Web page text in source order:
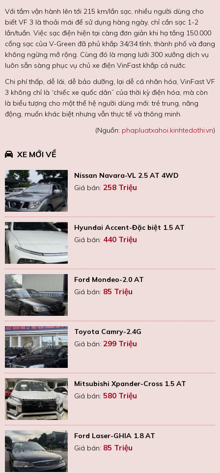
Với tầm vận hành lên tới 215 km/lần sạc, nhiều người dùng cho
biết VF 3 là thoải mái để sử dụng hàng ngày, chỉ cần sạc 1-2
lần/tuần. Việc sạc điện hiện tại càng đơn giản khi hạ tầng 150.000
cổng sạc của V-Green đã phủ khắp 34/34 tỉnh, thành phố và đang
không ngừng mở rộng. Cùng đó là mạng lưới 300 xưởng dịch vụ
luôn sẵn sàng phục vụ chủ xe điện VinFast khắp cả nước.
Chi phí thấp, dễ lái, dễ bảo dưỡng, lại dễ cá nhân hóa, VinFast VF
3 không chỉ là “chiếc xe quốc dân” của thời kỳ điện hóa, mà còn
là biểu tượng cho một thế hệ người dùng mới: trẻ trung, năng
động, muốn khác biệt nhưng vẫn thực tế và thông minh.
(Nguồn: phapluatxahoi.kinhtedothi.vn)
XE MỚI VỀ
Nissan Navara-VL 2.5 AT 4WD
Giá bán:258 Triệu
Hyundai Accent-Đặc biệt 1.5 AT
Giá bán: 440 Triệu
Ford Mondeo-2.0 AT
Giá bán: 85 Triệu
Toyota Camry-2.4G
Giá bán:299 Triệu
Mitsubishi Xpander-Cross 1.5 AT
Giá bán:580 Triệu
Ford Laser-GHIA 1.8 AT
Giá bán: 85 Triệu